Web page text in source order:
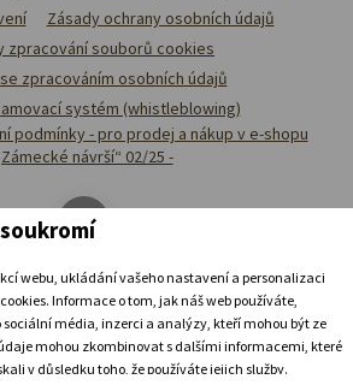
Zásady ochrany osobních údajů
zpracování souborů cookies
zpracováním osobních údajů
systém (whistleblowing)
podmínky - pro prodej a nákup v e-shopu
návrší“ 02/25 -
webu, ukládání vašeho nastavení a personalizaci
Informace o tom, jak náš web používáte,
média, inzerci a analýzy, kteří mohou být ze
mohou zkombinovat s dalšími informacemi, které
v důsledku toho, že používáte jejich služby.